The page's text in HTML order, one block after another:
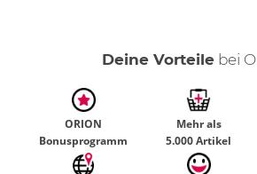
Deine Vorteilebei
ORION
Bonusprogramm
Mehr als
5.000 Artikel